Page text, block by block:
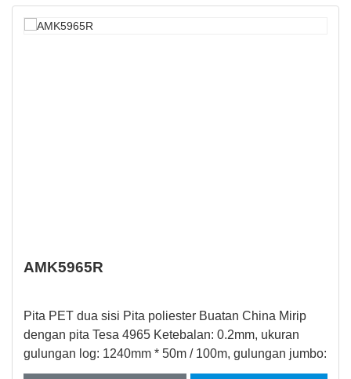
AMK5965R
Pita PET dua sisi Pita poliester Buatan China Mirip
dengan pita Tesa 4965 Ketebalan: 0.2mm, ukuran
gulungan log: 1240mm * 50m / 100m, gulungan jumbo:
1240mm * 500m Fitur: ♦ Suhu tinggi, tahan pelarut